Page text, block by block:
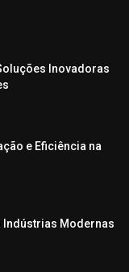
Inovadoras
e Eficiência na
Indústrias Modernas